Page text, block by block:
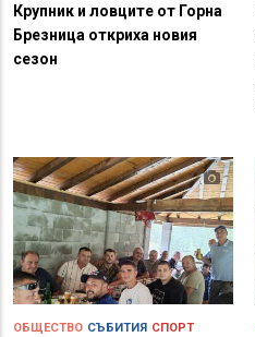
Крупник и ловците от Горна
Брезница откриха новия
сезон
ОБЩЕСТВО СЪБИТИЯ СПОРТ